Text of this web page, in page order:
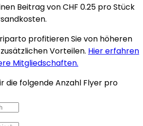
Beitrag von CHF 0.25 pro Stück
profitieren Sie von höheren
Vorteilen. Hier erfahren
Mitgliedschaften.
die folgende Anzahl Flyer pro